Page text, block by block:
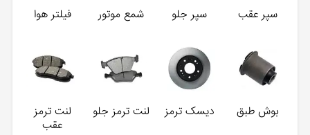
سپر عقب سپر جلو شمع موتور فیلتر هوا
بوش طبق دیسک ترمز لنت ترمز جلو
لنت ترمز
عقب